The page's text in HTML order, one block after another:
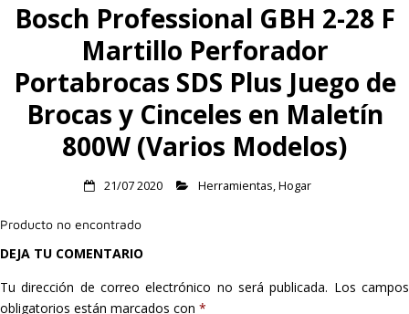
Inicio
Alimentación
Blog
Deportes
Listas
Bosch Professional GBH 2-28 F
Martillo Perforador
Portabrocas SDS Plus Juego de
Brocas y Cinceles en Maletín
800W (Varios Modelos)
21/07 2020 Herramientas,Hogar
Producto no encontrado
DEJA TU COMENTARIO
Tu dirección de correo electrónico no será publicada. Los campos
obligatorios están marcados con *